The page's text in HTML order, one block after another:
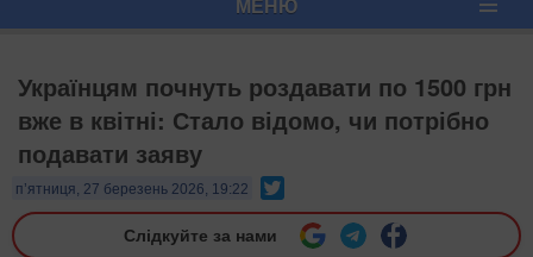
Українцям почнуть роздавати по 1500 грн
вже в квітні: Стало відомо, чи потрібно
подавати заяву
п’ятниця, 27 березень 2026, 19:22
Слідкуйте за нами